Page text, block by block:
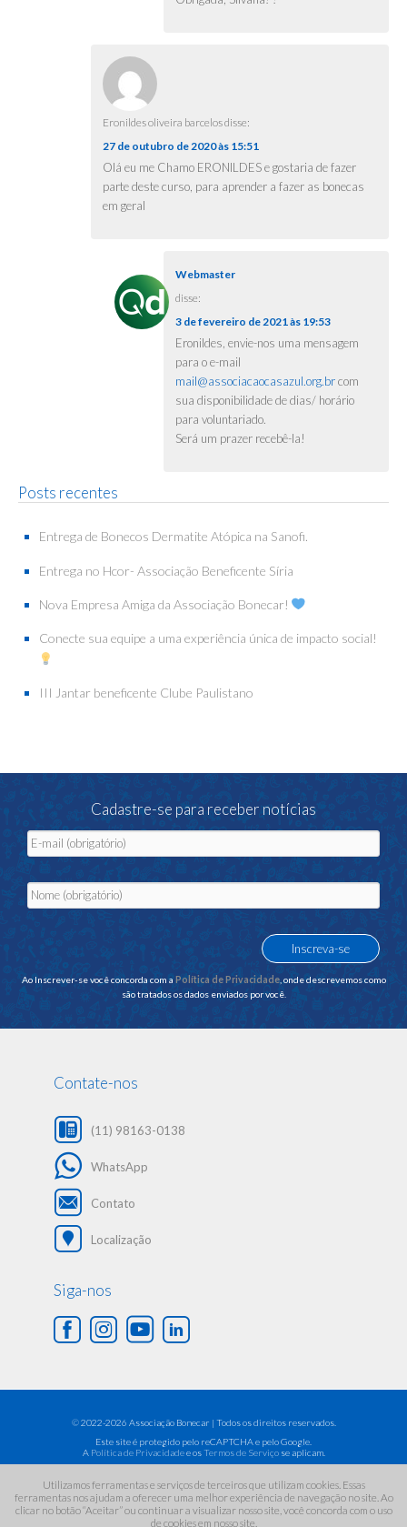
Eronildes oliveira barcelosdisse:
27 de outubro de 2020 às 15:51
Olá eu me Chamo ERONILDES e gostaria de fazer
parte deste curso, para aprender a fazer as bonecas
em geral
Webmaster
disse:
3 de fevereiro de 2021 às 19:53
Eronildes, envie-nos uma mensagem
para o e-mail
mail@associacaocasazul.org.brcom
sua disponibilidade de dias/ horário
para voluntariado.
Será um prazer recebê-la!
Posts recentes
Entrega de Bonecos Dermatite Atópica na Sanofi.
Entrega no Hcor- Associação Beneficente Síria
Nova Empresa Amiga da Associação Bonecar!
Conecte sua equipe a uma experiência única de impacto social!
III Jantar beneficente Clube Paulistano
Cadastre-se para receber notícias
Ao Inscrever-se você concorda com a Política de Privacidade, onde descrevemos como
são tratados os dados enviados por você.
Contate-nos
(11) 98163-0138
WhatsApp
Contato
Localização
Siga-nos
©2022-2026 Associação Bonecar | Todos os direitos reservados.
Este site é protegido pelo reCAPTCHA e pelo Google.
A Política de Privacidadee osTermos de Serviçose aplicam.
Utilizamos ferramentas e serviços de terceiros que utilizam cookies. Essas
ferramentas nos ajudam a oferecer uma melhor experiência de navegação no site. Ao
clicar no botão “Aceitar” ou continuar a visualizar nosso site, você concorda com o uso
de cookies em nosso site.